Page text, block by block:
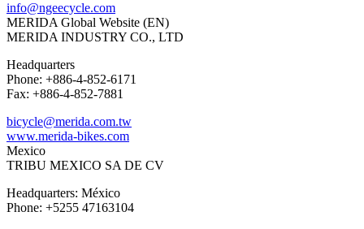
info@ngeecycle.com
MERIDA Global Website (EN)
MERIDA INDUSTRY CO., LTD
Headquarters
Phone: +886-4-852-6171
Fax: +886-4-852-7881
bicycle@merida.com.tw
www.merida-bikes.com
Mexico
TRIBU MEXICO SA DE CV
Headquarters: México
Phone: +5255 47163104